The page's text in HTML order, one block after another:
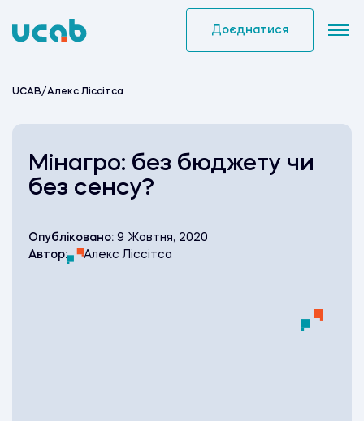
to
Доєднатися
UCAB/Алекс Ліссітса
Мінагро: без бюджету чи
без сенсу?
Опубліковано: 9 Жовтня, 2020
Автор:
Алекс Ліссітса